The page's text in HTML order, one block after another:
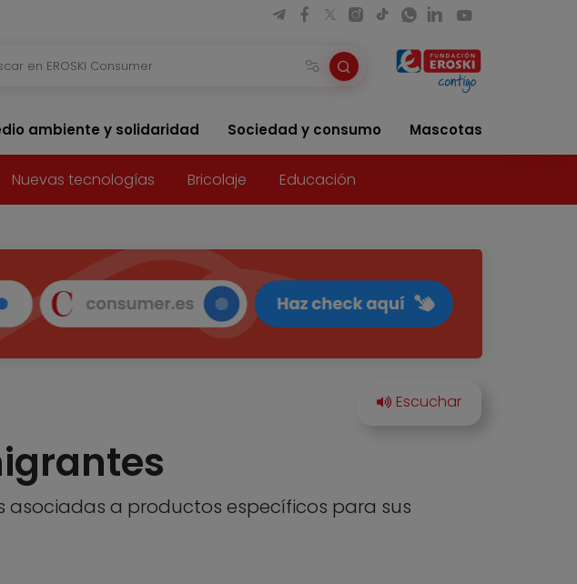
ambiente y solidaridad Sociedad y consumo Mascotas
Nuevas tecnologías Bricolaje Educación
a productos específicos para sus